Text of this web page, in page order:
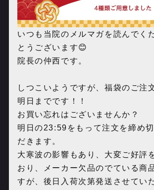
いつも当院のメルマガを読んでく
とうございます😊
院長の仲西です。
しつこいようですが、福袋のご注
明日までです！！
お買い忘れはございませんか？
明日の23:59をもって注文を締め
だきます。
大寒波の影響もあり、大変ご好評
おり、メーカー欠品のでている商
すが、後日入荷次第発送させてい